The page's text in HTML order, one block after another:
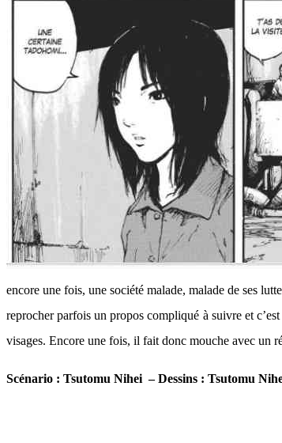
encore une fois, une société malade, malade de ses
reprocher parfois un propos compliqué à suivre et
visages. Encore une fois, il fait donc mouche avec un
Scénario : Tsutomu Nihei – Dessins : Tsutomu